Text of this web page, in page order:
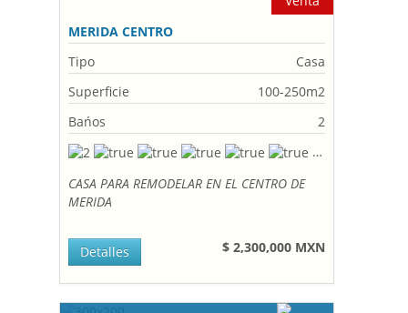
MERIDA CENTRO
Tipo
Casa
Superficie
100-250m2
Bańos
2
CASA PARA REMODELAR EN EL CENTRO DE
MERIDA
$ 2,300,000 MXN
Detalles